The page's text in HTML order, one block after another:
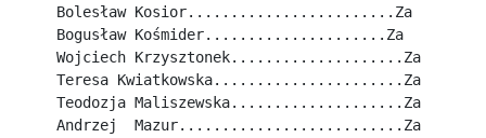
Bolesław Kosior........................Za
Bogusław Kośmider.....................Za
Wojciech Krzysztonek....................Za
Teresa Kwiatkowska......................Za
Teodozja Maliszewska....................Za
Andrzej  Mazur..........................Za